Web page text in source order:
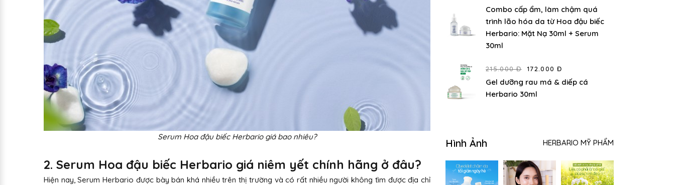
Serum Hoa đậu biếc Herbario giá bao nhiêu?
2. Serum Hoa đậu biếc Herbario giá niêm yết chính hãng ở đâu?
Hiện nay, Serum Herbario được bày bán khá nhiều trên thị trường và có rất nhiều người không tìm được địa chỉ
Combo cấp ẩm, làm chậm quá
trình lão hóa da từ Hoa đậu biếc
Herbario: Mặt Nạ 30ml + Serum
30ml
215.000 Đ 172.000 Đ
Gel dưỡng rau má & diếp cá
Herbario 30ml
Hình Ảnh HERBARIO MỸ PHẨM